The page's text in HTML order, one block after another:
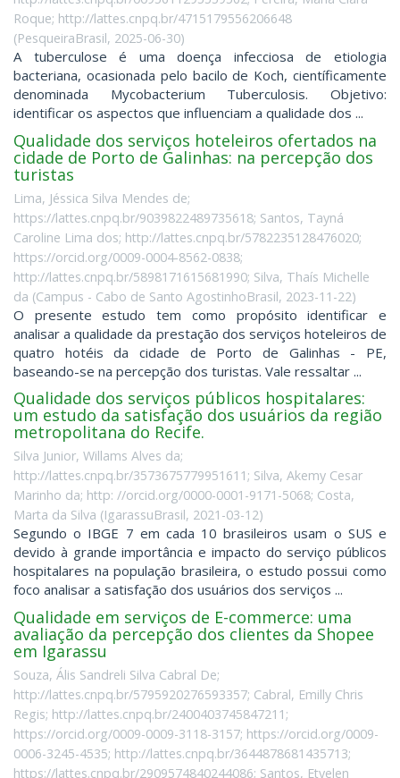
Roque; http://lattes.cnpq.br/4715179556206648
(PesqueiraBrasil, 2025-06-30)
A tuberculose é uma doença infecciosa de etiologia
bacteriana, ocasionada pelo bacilo de Koch, científicamente
denominada Mycobacterium Tuberculosis. Objetivo:
identificar os aspectos que influenciam a qualidade dos ...
Qualidade dos serviços hoteleiros ofertados na
cidade de Porto de Galinhas: na percepção dos
turistas
Lima, Jéssica Silva Mendes de;
https://lattes.cnpq.br/9039822489735618; Santos, Tayná
Caroline Lima dos; http://lattes.cnpq.br/5782235128476020;
https://orcid.org/0009-0004-8562-0838;
http://lattes.cnpq.br/5898171615681990; Silva, Thaís Michelle
da (Campus - Cabo de Santo AgostinhoBrasil, 2023-11-22)
O presente estudo tem como propósito identificar e
analisar a qualidade da prestação dos serviços hoteleiros de
quatro hotéis da cidade de Porto de Galinhas - PE,
baseando-se na percepção dos turistas. Vale ressaltar ...
Qualidade dos serviços públicos hospitalares:
um estudo da satisfação dos usuários da região
metropolitana do Recife.
Silva Junior, Willams Alves da;
http://lattes.cnpq.br/3573675779951611; Silva, Akemy Cesar
Marinho da; http: //orcid.org/0000-0001-9171-5068; Costa,
Marta da Silva (IgarassuBrasil, 2021-03-12)
Segundo o IBGE 7 em cada 10 brasileiros usam o SUS e
devido à grande importância e impacto do serviço públicos
hospitalares na população brasileira, o estudo possui como
foco analisar a satisfação dos usuários dos serviços ...
Qualidade em serviços de E-commerce: uma
avaliação da percepção dos clientes da Shopee
em Igarassu
Souza, Ális Sandreli Silva Cabral De;
http://lattes.cnpq.br/5795920276593357; Cabral, Emilly Chris
Regis; http://lattes.cnpq.br/2400403745847211;
https://orcid.org/0009-0009-3118-3157; https://orcid.org/0009-
0006-3245-4535; http://lattes.cnpq.br/3644878681435713;
https://lattes.cnpq.br/2909574840244086; Santos, Etyelen